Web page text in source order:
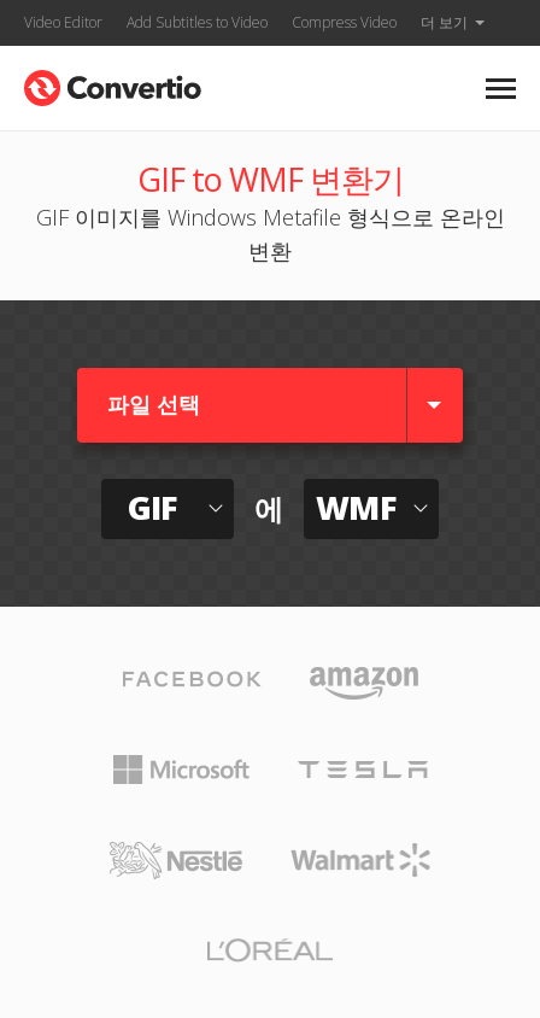
Video Editor Add Subtitles to Video Compress Video 더 보기
GIF to WMF 변환기
GIF 이미지를 Windows Metafile 형식으로 온라인
변환
파일 선택
GIF 에 WMF